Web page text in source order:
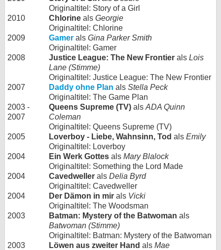
Originaltitel: Story of a Girl
2010
Chlorine als Georgie
Originaltitel: Chlorine
2009
Gamer als Gina Parker Smith
Originaltitel: Gamer
2008
Justice League: The New Frontier als Lois
Lane (Stimme)
Originaltitel: Justice League: The New Frontier
2007
Daddy ohne Plan als Stella Peck
Originaltitel: The Game Plan
2003 -
2007
Queens Supreme (TV) als ADA Quinn
Coleman
Originaltitel: Queens Supreme (TV)
2005
Loverboy - Liebe, Wahnsinn, Tod als Emily
Originaltitel: Loverboy
2004
Ein Werk Gottes als Mary Blalock
Originaltitel: Something the Lord Made
2004
Cavedweller als Delia Byrd
Originaltitel: Cavedweller
2004
Der Dämon in mir als Vicki
Originaltitel: The Woodsman
2003
Batman: Mystery of the Batwoman als
Batwoman (Stimme)
Originaltitel: Batman: Mystery of the Batwoman
2003
Löwen aus zweiter Hand als Mae